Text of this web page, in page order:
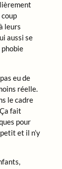
leurs
aussi se
phobie
eu de
réelle.
le cadre
fait
pour
et il n’y